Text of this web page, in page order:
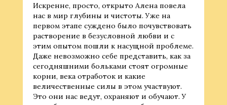
Искренне, просто, открыто Алена повела
нас в мир глубины и чистоты. Уже на
первом этапе суждено было почувствовать
растворение в безусловной любви и с
этим опытом пошли к насущной проблеме.
Даже невозможно себе представить, как за
сегодняшними больками стоят огромные
корни, века отработок и какие
величественные силы в этом участвуют.
Это они нас ведут, охраняют и обучают. У